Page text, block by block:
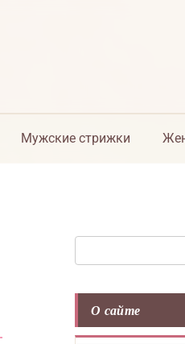
Мужские стрижки
О сайте